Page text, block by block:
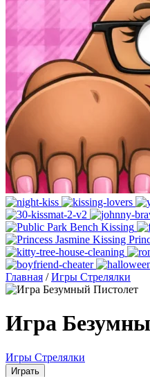
Главная / Игры Стрелялки
Игра
Игры Стрелялки
Играть